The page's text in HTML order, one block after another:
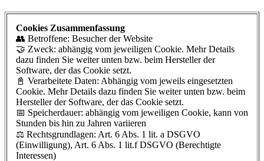
Cookies Zusammenfassung
👥 Betroffene: Besucher der Website
🤝 Zweck: abhängig vom jeweiligen Cookie. Mehr Details
dazu finden Sie weiter unten bzw. beim Hersteller der
Software, der das Cookie setzt.
📓 Verarbeitete Daten: Abhängig vom jeweils eingesetzten
Cookie. Mehr Details dazu finden Sie weiter unten bzw. beim
Hersteller der Software, der das Cookie setzt.
📅 Speicherdauer: abhängig vom jeweiligen Cookie, kann von
Stunden bis hin zu Jahren variieren
⚖️ Rechtsgrundlagen: Art. 6 Abs. 1 lit. a DSGVO
(Einwilligung), Art. 6 Abs. 1 lit.f DSGVO (Berechtigte
Interessen)